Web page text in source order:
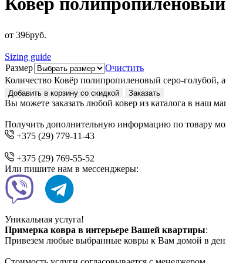
от 396руб.
Sizing guide
Размер
Очистить
Количество Ковёр полипропиленовый серо-голубой,
Добавить в корзину со скидкой Заказать
Вы можете заказать любой ковер из каталога в наш
Получить дополнительную информацию по товару
+375 (29) 779-11-43
+375 (29) 769-55-52
Или пишите нам в мессенджеры:
Уникальная услуга!
Примерка ковра в интерьере Вашей квартиры:
Привезем любые выбранные ковры к Вам домой в